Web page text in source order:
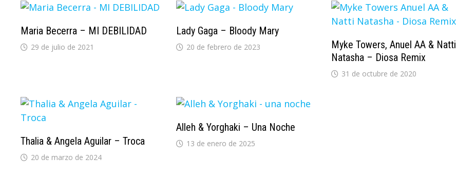
Maria Becerra – MI DEBILIDAD
29 de julio de 2021
Lady Gaga – Bloody Mary
20 de febrero de 2023
Myke Towers, Anuel AA & Natti
Natasha – Diosa Remix
31 de octubre de 2020
Thalia & Angela Aguilar – Troca
20 de marzo de 2024
Alleh & Yorghaki – Una Noche
13 de enero de 2025